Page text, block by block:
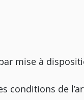
mise à
conditions de